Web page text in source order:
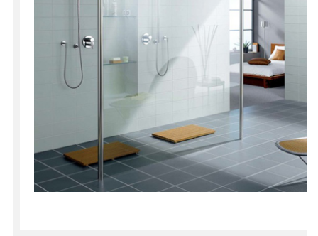
VERRE EXTRACLAIR
VERRE TREMPÉ (SÉCURIT)
PAROI DE DOUCHE
VERRE FEUILLETÉ
VERRE ANTI-REFLET
VERRE LAQUÉ/CRÉDENCE
VERRE FEUILLETÉ/TREMPÉ